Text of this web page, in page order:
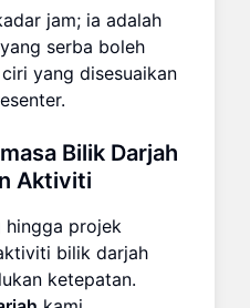
jam; ia adalah
serba boleh
yang disesuaikan
Bilik Darjah
Aktiviti
hingga projek
bilik darjah
ketepatan.